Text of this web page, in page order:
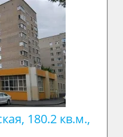
180.2 кв.м.,